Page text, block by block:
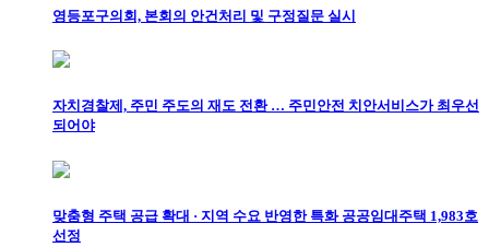
영등포구의회, 본회의 안건처리 및 구정질문 실시
자치경찰제, 주민 주도의 재도 전환 … 주민안전 치안서비스가 최우선
되어야
맞춤형 주택 공급 확대 · 지역 수요 반영한 특화 공공임대주택 1,983호
선정